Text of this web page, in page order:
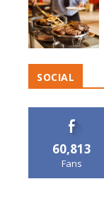
SOCIAL
60,813
Fans